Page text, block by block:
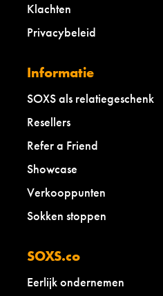
Klachten
Privacybeleid
Informatie
SOXS als relatiegeschenk
Resellers
Refer a Friend
Showcase
Verkooppunten
Sokken stoppen
SOXS.co
Eerlijk ondernemen